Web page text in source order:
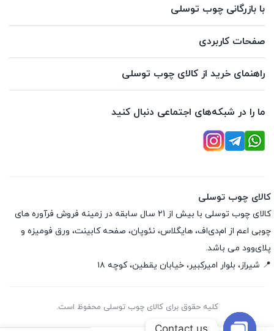
با بازرگانی چوب توسلی
صفحات کاربردی
راهنمای خرید از کالای چوب توسلی
ما را در شبکه‌های اجتماعی دنبال کنید
کالای چوب توسلی
کالای چوب توسلی با بیش از 21 سال سابقه در زمینه فروش فرآوره های
چوبی اعم از ام‌دی‌اف، هایگلاس، نئوپان، صفحه کابینت، ورق فومیزه و
پلای‌وود می باشد.
📍 شیراز، بلوار امیرکبیر، خیابان یقطین، کوچه ۱۸
کلیه حقوق برای کالای چوب توسلی محفوظ است.
Contact us